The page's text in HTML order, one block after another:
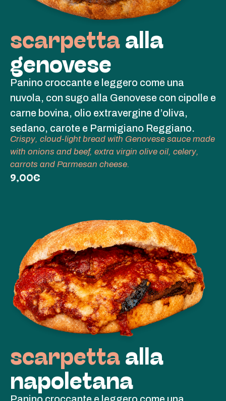
scarpettaalla
genovese
Panino croccante e leggero come una
nuvola, con sugo alla Genovese con cipolle e
carne bovina, olio extravergine d’oliva,
sedano, carote e Parmigiano Reggiano.
Crispy, cloud-light bread with Genovese sauce made
with onions and beef, extra virgin olive oil, celery,
carrots and Parmesan cheese.
9,00€
scarpettaalla
napoletana
Panino croccante e leggero come una